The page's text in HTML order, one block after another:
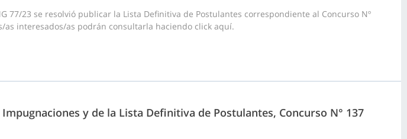
77/23 se resolvió publicar la Lista Definitiva de Postulantes correspondiente al Concurso Nº
as interesados/as podrán consultarla haciendo click aquí.
y de la Lista Definitiva de Postulantes, Concurso N° 137